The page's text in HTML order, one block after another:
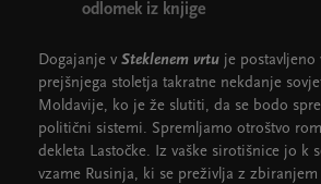
odlomek iz knjige
Dogajanje v Steklenem vrtu je postavljeno
prejšnjega stoletja takratne nekdanje
Moldavije, ko je že slutiti, da se bodo
politični sistemi. Spremljamo otroštvo
dekleta Lastočke. Iz vaške sirotišnice jo k
vzame Rusinja, ki se preživlja z